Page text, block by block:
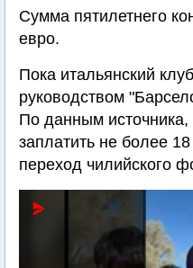
Сумма пятилетнего
евро.
Пока итальянский
руководством
По данным источника,
заплатить не более
переход чилийского